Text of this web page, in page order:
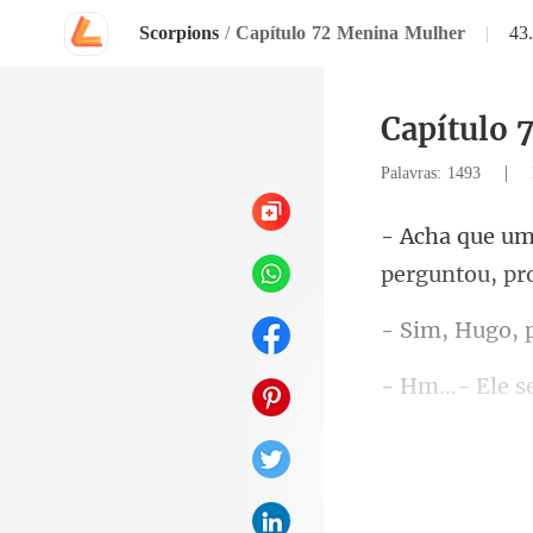
Scorpions / Capítulo 72 Menina Mulher |
Capítulo
Palavras: 1493 |
Hugo,